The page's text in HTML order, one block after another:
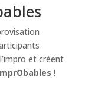
et créent
!